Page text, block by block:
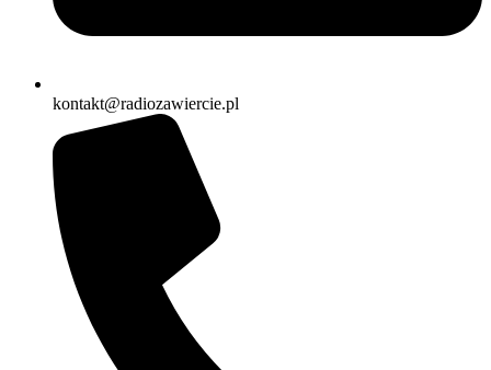
kontakt@radiozawiercie.pl